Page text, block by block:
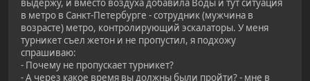
выдержу, и вместо воздуха добавила Воды и тут ситуация
в метро в Санкт-Петербурге - сотрудник (мужчина в
возрасте) метро, контролирующий эскалаторы. У меня
турникет съел жетон и не пропустил, я подхожу
спрашиваю:
- Почему не пропускает турникет?
- А через какое время вы должны были пройти? - мне в